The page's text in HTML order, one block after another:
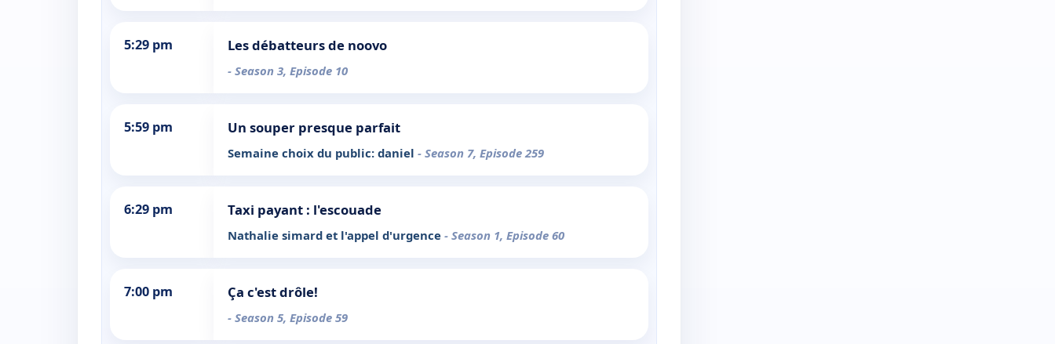
5:29 pm Les débatteurs de noovo
- Season 3, Episode 10
5:59 pm Un souper presque parfait
Semaine choix du public: daniel - Season 7, Episode 259
6:29 pm Taxi payant : l'escouade
Nathalie simard et l'appel d'urgence - Season 1, Episode 60
7:00 pm Ça c'est drôle!
- Season 5, Episode 59